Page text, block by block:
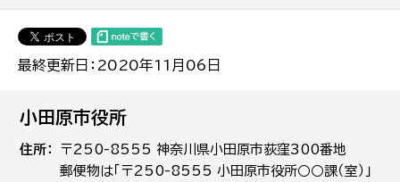
最終更新日：2020年11月06日
小田原市役所
住所
〒250-8555 神奈川県小田原市荻窪300番地
郵便物は「〒250-8555 小田原市役所○○課（室）」